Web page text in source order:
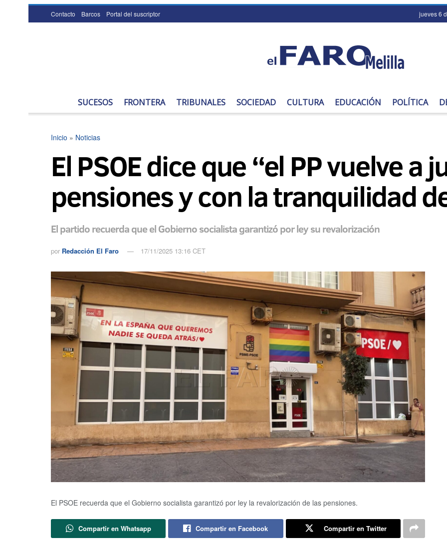
Contacto Barcos Portal del suscriptor jueves 6
SUCESOS FRONTERA TRIBUNALES SOCIEDAD CULTURA EDUCACIÓN POLÍTICA
Inicio » Noticias
El PSOE dice que “el PP vuelve a
pensiones y con la tranquilidad
El partido recuerda que el Gobierno socialista garantizó por ley su revalorización
por Redacción El Faro 17/11/2025 13:16 CET
El PSOE recuerda que el Gobierno socialista garantizó por ley la revalorización de las pensiones.
Compartir en Whatsapp Compartir en Facebook Compartir en Twitter